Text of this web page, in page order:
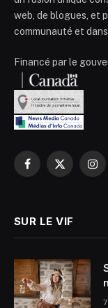
web, de blogues, et
communauté et
Financé par le
Facebook
X
SUR LE VIF